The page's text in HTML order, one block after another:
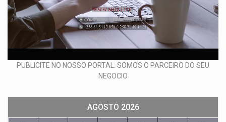
PUBLICITE NO NOSSO PORTAL: SOMOS O PARCEIRO DO SEU
NEGOCIO
AGOSTO 2026